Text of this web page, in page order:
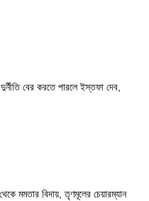
বের করতে পারলে ইস্তফা দেব,
মমতার বিদায়, তৃণমূলের চেয়ারম্যান